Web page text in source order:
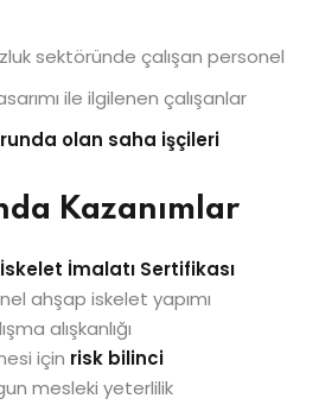
sektöründe çalışan personel
ile ilgilenen çalışanlar
olan saha işçileri
Kazanımlar
İmalatı Sertifikası
ahşap iskelet yapımı
alışkanlığı
için risk bilinci
mesleki yeterlilik